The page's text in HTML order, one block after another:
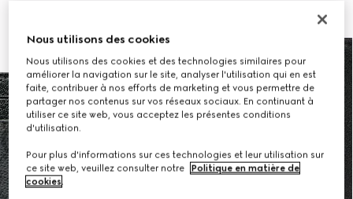
Nous utilisons des cookies
Nous utilisons des cookies et des technologies similaires pour
améliorer la navigation sur le site, analyser l'utilisation qui en est
faite, contribuer à nos efforts de marketing et vous permettre de
partager nos contenus sur vos réseaux sociaux. En continuant à
utiliser ce site web, vous acceptez les présentes conditions
d'utilisation.
Pour plus d'informations sur ces technologies et leur utilisation sur
ce site web, veuillez consulter notre
Politique en matière de
cookies.